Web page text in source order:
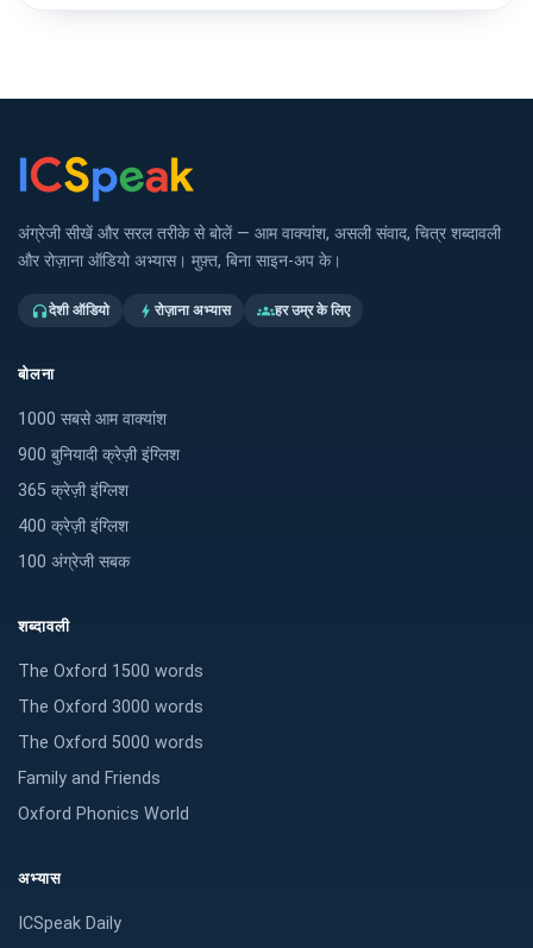
अंग्रेजी सीखें और सरल तरीके से बोलें — आम वाक्यांश, असली संवाद, चित्र शब्दावली
और रोज़ाना ऑडियो अभ्यास। मुफ़्त, बिना साइन-अप के।
headphonesदेशी ऑडियो bolt रोज़ाना अभ्यास groupsहर उम्र के लिए
बोलना
1000 सबसे आम वाक्यांश
900 बुनियादी क्रेज़ी इंग्लिश
365 क्रेज़ी इंग्लिश
400 क्रेज़ी इंग्लिश
100 अंग्रेजी सबक
शब्दावली
The Oxford 1500 words
The Oxford 3000 words
The Oxford 5000 words
Family and Friends
Oxford Phonics World
अभ्यास
ICSpeak Daily